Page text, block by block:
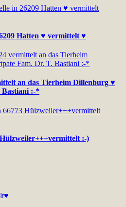
Hatten ♥ vermittelt ♥
an das Tierheim Dillenburg ♥
Bastiani :-*
:-)